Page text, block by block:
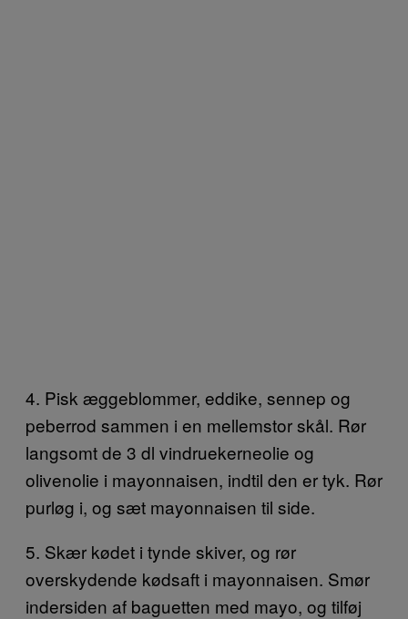
4. Pisk æggeblommer, eddike, sennep og
peberrod sammen i en mellemstor skål. Rør
langsomt de 3 dl vindruekerneolie og
olivenolie i mayonnaisen, indtil den er tyk. Rør
purløg i, og sæt mayonnaisen til side.
5. Skær kødet i tynde skiver, og rør
overskydende kødsaft i mayonnaisen. Smør
indersiden af baguetten med mayo, og tilføj